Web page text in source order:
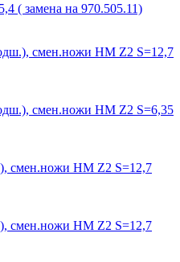
( замена на 970.505.11)
смен.ножи HM Z2 S=12,7
смен.ножи HM Z2 S=6,35
смен.ножи HM Z2 S=12,7
смен.ножи HM Z2 S=12,7